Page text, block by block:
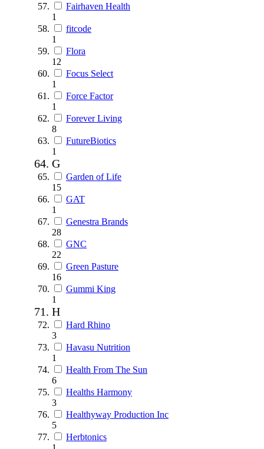
Fairhaven Health
1
fitcode
1
Flora
12
Focus Select
1
Force Factor
1
Forever Living
8
FutureBiotics
1
G
Garden of Life
15
GAT
1
Genestra Brands
28
GNC
22
Green Pasture
16
Gummi King
1
H
Hard Rhino
3
Havasu Nutrition
1
Health From The Sun
6
Healths Harmony
3
Healthyway Production Inc
5
Herbtonics